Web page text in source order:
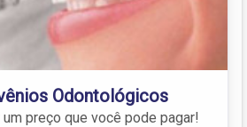
Odontológicos
preço que você pode pagar!